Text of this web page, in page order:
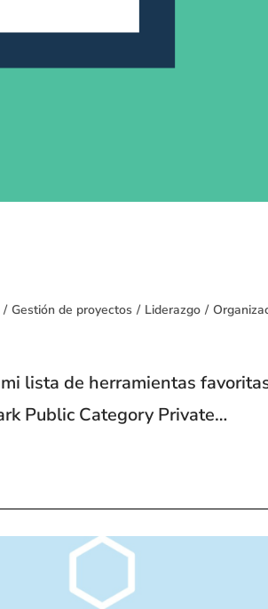
/ Gestión de proyectos / Liderazgo /
lista de herramientas
Public Category Private…